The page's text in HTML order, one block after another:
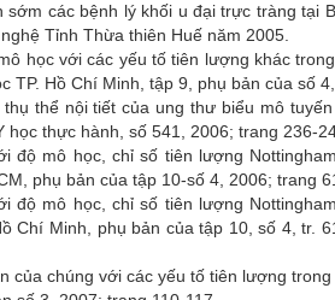
các bệnh lý khối u đại trực tràng tại
Tỉnh Thừa thiên Huế năm 2005.
học với các yếu tố tiên lượng khác
Hồ Chí Minh, tập 9, phụ bản của số
thể nội tiết của ung thư biểu mô
thực hành, số 541, 2006; trang 236-
độ mô học, chỉ số tiên lượng
phụ bản của tập 10-số 4, 2006; trang
độ mô học, chỉ số tiên lượng
Chí Minh, phụ bản của tập 10, số 4, tr.
của chúng với các yếu tố tiên lượng